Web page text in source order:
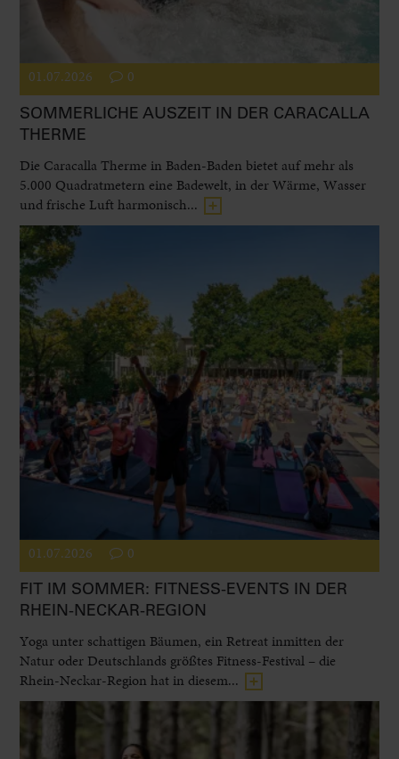
01.07.2026 0
SOMMERLICHE AUSZEIT IN DER CARACALLA
THERME
Die Caracalla Therme in Baden-Baden bietet auf mehr als
5.000 Quadratmetern eine Badewelt, in der Wärme, Wasser
und frische Luft harmonisch...
01.07.2026 0
FIT IM SOMMER: FITNESS-EVENTS IN DER
RHEIN-NECKAR-REGION
Yoga unter schattigen Bäumen, ein Retreat inmitten der
Natur oder Deutschlands größtes Fitness-Festival – die
Rhein-Neckar-Region hat in diesem...